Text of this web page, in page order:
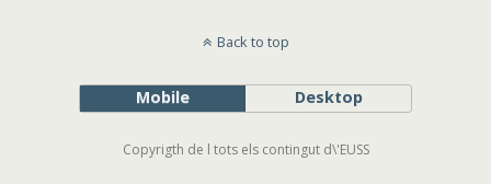
Back to top
Mobile Desktop
Copyrigth de l tots els contingut d\'EUSS